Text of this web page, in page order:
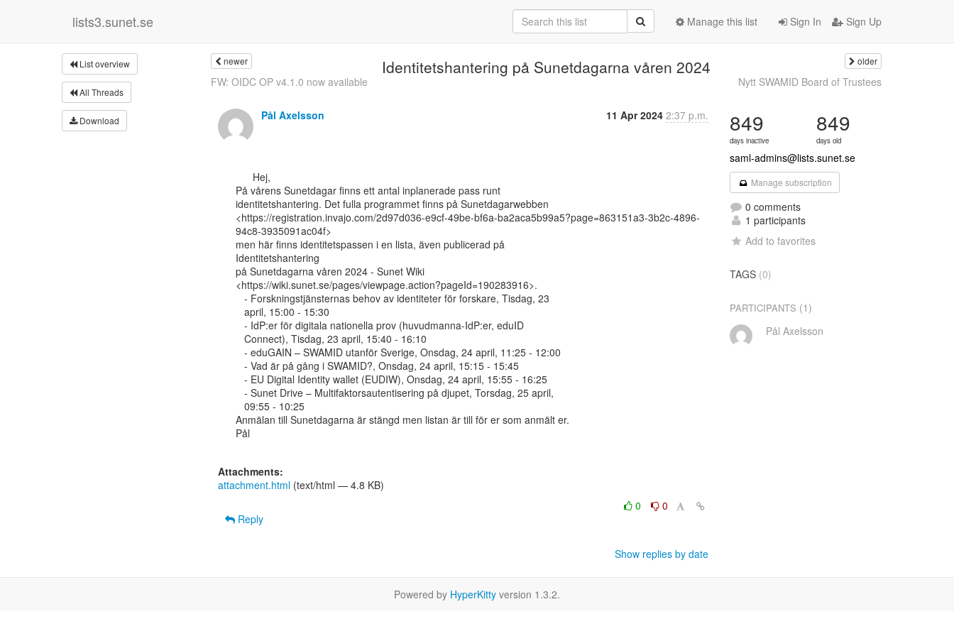
lists3.sunet.se Sign In Sign Up
Manage this list
List overview
All Threads
Download
newer Identitetshantering på Sunetdagarna våren 2024 older
FW: OIDC OP v4.1.0 now available Nytt SWAMID Board of Trustees
Pål Axelsson 11 Apr 2024 2:37 p.m.
På vårens Sunetdagar finns ett antal inplanerade pass runt
identitetshantering. Det fulla programmet finns på Sunetdagarwebben
<https://registration.invajo.com/2d97d036-e9cf-49be-bf6a-ba2aca5b99a5?page=863151a3-3b2c-4896-
94c8-3935091ac04f>
men här finns identitetspassen i en lista, även publicerad på
Identitetshantering
på Sunetdagarna våren 2024 - Sunet Wiki
<https://wiki.sunet.se/pages/viewpage.action?pageId=190283916>.
Anmälan till Sunetdagarna är stängd men listan är till för er som anmält er.
Pål
Attachments:
attachment.html (text/html — 4.8 KB)
0
0
Reply
Show replies by date
849
days inactive
849
days old
saml-admins@lists.sunet.se
Manage subscription
0 comments
1 participants
Add to favorites
TAGS (0)
PARTICIPANTS (1)
Pål Axelsson
Powered by HyperKitty version 1.3.2.